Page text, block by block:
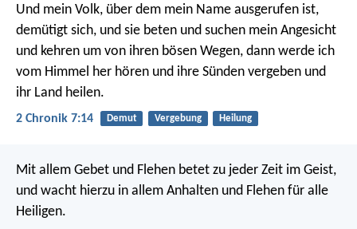
Und mein Volk, über dem mein Name ausgerufen ist,
demütigt sich, und sie beten und suchen mein Angesicht
und kehren um von ihren bösen Wegen, dann werde ich
vom Himmel her hören und ihre Sünden vergeben und
ihr Land heilen.
2 Chronik 7:14 Demut Vergebung Heilung
Mit allem Gebet und Flehen betet zu jeder Zeit im Geist,
und wacht hierzu in allem Anhalten und Flehen für alle
Heiligen.